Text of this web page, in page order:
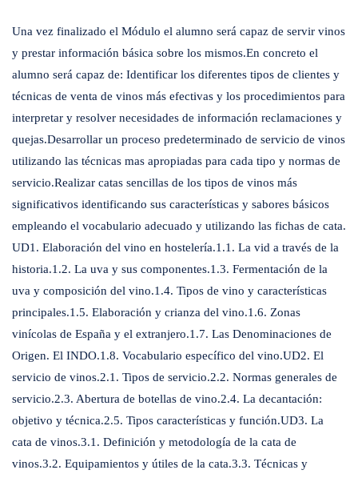
Una vez finalizado el Módulo el alumno será capaz de servir vinos
y prestar información básica sobre los mismos.En concreto el
alumno será capaz de: Identificar los diferentes tipos de clientes y
técnicas de venta de vinos más efectivas y los procedimientos para
interpretar y resolver necesidades de información reclamaciones y
quejas.Desarrollar un proceso predeterminado de servicio de vinos
utilizando las técnicas mas apropiadas para cada tipo y normas de
servicio.Realizar catas sencillas de los tipos de vinos más
significativos identificando sus características y sabores básicos
empleando el vocabulario adecuado y utilizando las fichas de cata.
UD1. Elaboración del vino en hostelería.1.1. La vid a través de la
historia.1.2. La uva y sus componentes.1.3. Fermentación de la
uva y composición del vino.1.4. Tipos de vino y características
principales.1.5. Elaboración y crianza del vino.1.6. Zonas
vinícolas de España y el extranjero.1.7. Las Denominaciones de
Origen. El INDO.1.8. Vocabulario específico del vino.UD2. El
servicio de vinos.2.1. Tipos de servicio.2.2. Normas generales de
servicio.2.3. Abertura de botellas de vino.2.4. La decantación:
objetivo y técnica.2.5. Tipos características y función.UD3. La
cata de vinos.3.1. Definición y metodología de la cata de
vinos.3.2. Equipamientos y útiles de la cata.3.3. Técnicas y